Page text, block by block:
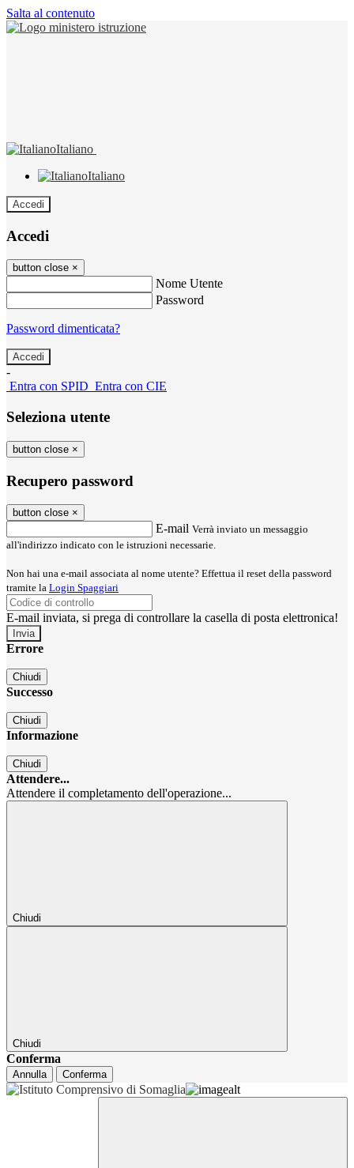
Salta al contenuto
Italiano
Italiano
Accedi
Accedi
button close ×
Nome Utente
Password
Password dimenticata?
-
Entra con SPID Entra con CIE
Seleziona utente
button close ×
Recupero password
button close ×
E-mail Verrà inviato un messaggio
all'indirizzo indicato con le istruzioni necessarie.
Non hai una e-mail associata al nome utente? Effettua il reset della password
tramite la Login Spaggiari
E-mail inviata, si prega di controllare la casella di posta elettronica!
Errore
Chiudi
Successo
Chiudi
Informazione
Chiudi
Attendere...
Attendere il completamento dell'operazione...
Chiudi
Chiudi
Conferma
Annulla Conferma